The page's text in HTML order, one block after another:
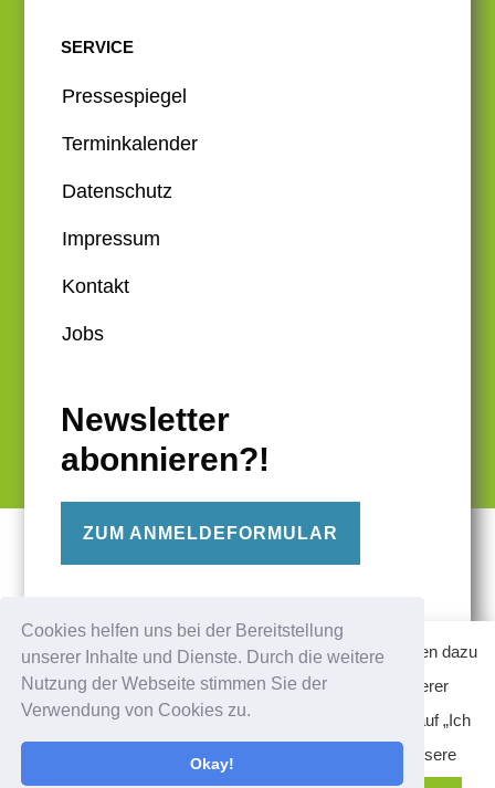
Cookies helfen uns bei der Bereitstellung
unserer Inhalte und Dienste. Durch die weitere
Nutzung der Webseite stimmen Sie der
Verwendung von Cookies zu.
Okay!
SERVICE
Pressespiegel
Terminkalender
Datenschutz
Impressum
Kontakt
Jobs
Newsletter
abonnieren?!
ZUM ANMELDEFORMULAR
Diese Website verwendet Cookies – nähere Informationen dazu
und zu Ihren Rechten als Benutzer finden Sie in unserer
Datenschutzerklärung am Ende der Seite. Klicken Sie auf „Ich
stimme zu“, um Cookies zu akzeptieren und direkt unsere